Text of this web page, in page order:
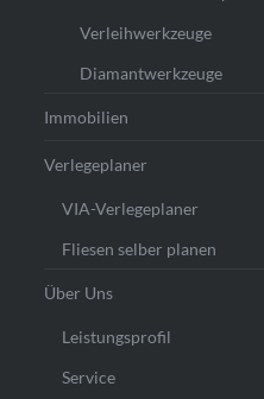
Verleihwerkzeuge
Diamantwerkzeuge
Immobilien
Verlegeplaner
VIA-Verlegeplaner
Fliesen selber planen
Über Uns
Leistungsprofil
Service